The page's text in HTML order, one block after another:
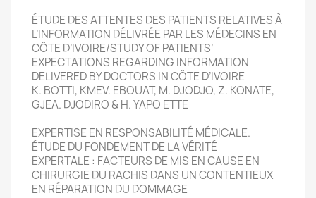
ÉTUDE DES ATTENTES DES PATIENTS RELATIVES À
L’INFORMATION DÉLIVRÉE PAR LES MÉDECINS EN
CÔTE D’IVOIRE/STUDY OF PATIENTS’
EXPECTATIONS REGARDING INFORMATION
DELIVERED BY DOCTORS IN CÔTE D’IVOIRE
K. BOTTI, KMEV. EBOUAT, M. DJODJO, Z. KONATE,
GJEA. DJODIRO & H. YAPO ETTE
EXPERTISE EN RESPONSABILITÉ MÉDICALE.
ÉTUDE DU FONDEMENT DE LA VÉRITÉ
EXPERTALE : FACTEURS DE MIS EN CAUSE EN
CHIRURGIE DU RACHIS DANS UN CONTENTIEUX
EN RÉPARATION DU DOMMAGE